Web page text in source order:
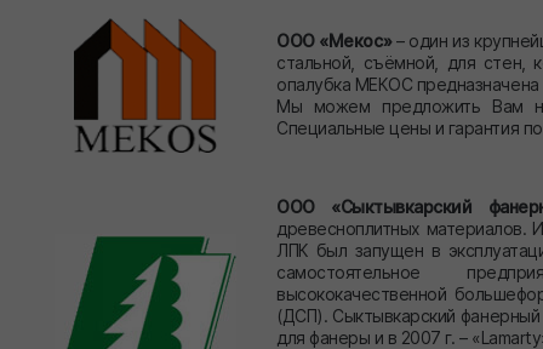
ООО «Мекос»– один из
стальной, съёмной, для стен,
опалубка МЕКОС
Мы можем предложить Вам
Специальные цены и гарантия
ООО «Сыктывкарский
древесноплитных материалов.
ЛПК был запущен в
самостоятельное
высококачественной
(ДСП). Сыктывкарский фанерный
для фанеры и в 2007 г. –